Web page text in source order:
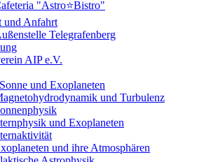
"Astro⭐Bistro"
und Anfahrt
Telegrafenberg
AIP e.V.
und Exoplaneten
und Turbulenz
und Exoplaneten
und ihre Atmosphären